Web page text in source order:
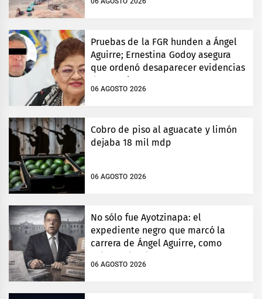
Pruebas de la FGR hunden a Ángel
Aguirre; Ernestina Godoy asegura
que ordenó desaparecer evidencias
de Ayotzinapa
06 AGOSTO 2026
Cobro de piso al aguacate y limón
dejaba 18 mil mdp
06 AGOSTO 2026
No sólo fue Ayotzinapa: el
expediente negro que marcó la
carrera de Ángel Aguirre, como
gobernador de Guerrero
06 AGOSTO 2026